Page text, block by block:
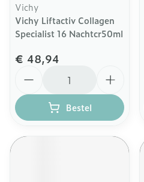
Vichy
Vichy Liftactiv Collagen
Specialist 16 Nachtcr50ml
€ 48,94
Bestel